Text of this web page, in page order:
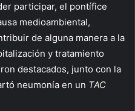
participar, el pontífice
medioambiental,
de alguna manera a la
y tratamiento
destacados, junto con la
neumonía en un TAC